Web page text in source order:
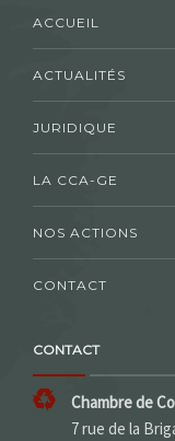
ACCUEIL
ACTUALITÉS
JURIDIQUE
LA CCA-GE
NOS ACTIONS
CONTACT
CONTACT
Chambre de
7 rue de la